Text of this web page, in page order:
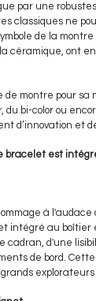
par une
classiques ne
de la
ont
montre pour sa
bi-color ou
d’innovation et
bracelet est
à
intégré au boîtier
d'une
de bord.
explorateurs